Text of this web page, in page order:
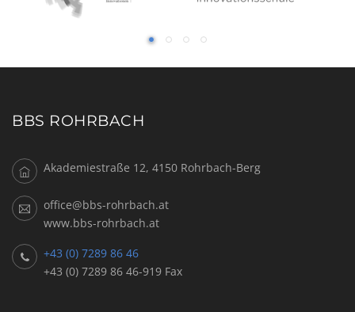
BBS ROHRBACH
Akademiestraße 12, 4150 Rohrbach-Berg
office@bbs-rohrbach.at
www.bbs-rohrbach.at
+43 (0) 7289 86 46
+43 (0) 7289 86 46-919 Fax